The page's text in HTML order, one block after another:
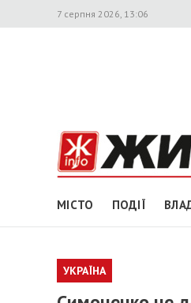
7 серпня 2026, 13:06
МІСТО ПОДІЇ
УКРАЇНА